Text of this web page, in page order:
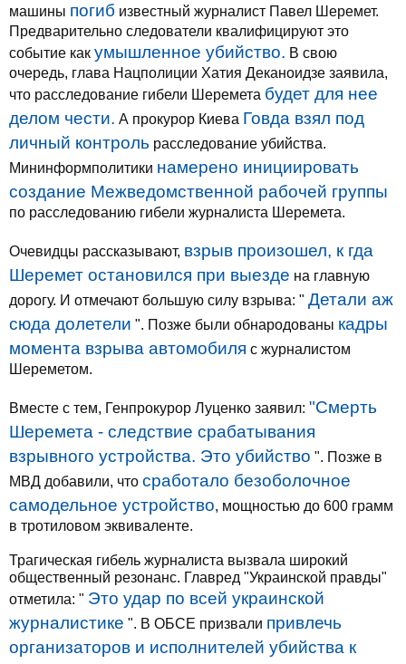
машины погиб известный журналист Павел Шеремет.
Предварительно следователи квалифицируют это
событие как умышленное убийство. В свою
очередь, глава Нацполиции Хатия Деканоидзе заявила,
что расследование гибели Шеремета будет для нее
делом чести. А прокурор Киева Говда взял под
личный контроль расследование убийства.
Мининформполитики намерено инициировать
создание Межведомственной рабочей группы
по расследованию гибели журналиста Шеремета.
Очевидцы рассказывают, взрыв произошел, к гда
Шеремет остановился при выезде на главную
дорогу. И отмечают большую силу взрыва: " Детали аж
сюда долетели ". Позже были обнародованы кадры
момента взрыва автомобиля с журналистом
Шереметом.
Вместе с тем, Генпрокурор Луценко заявил: "Смерть
Шеремета - следствие срабатывания
взрывного устройства. Это убийство ". Позже в
МВД добавили, что сработало безоболочное
самодельное устройство, мощностью до 600 грамм
в тротиловом эквиваленте.
Трагическая гибель журналиста вызвала широкий
общественный резонанс. Главред "Украинской правды"
отметила: " Это удар по всей украинской
журналистике ". В ОБСЕ призвали привлечь
организаторов и исполнителей убийства к